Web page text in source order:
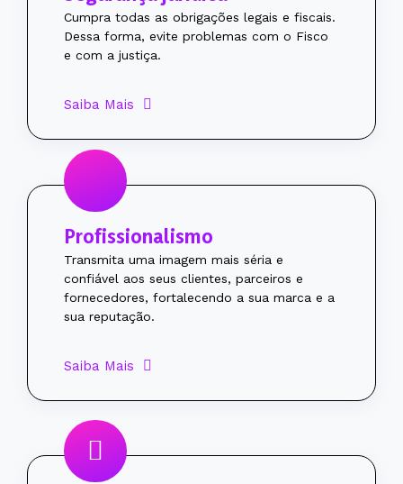
Cumpra todas as obrigações legais e fiscais.
Dessa forma, evite problemas com o Fisco
e com a justiça.
Saiba Mais
Profissionalismo
Transmita uma imagem mais séria e
confiável aos seus clientes, parceiros e
fornecedores, fortalecendo a sua marca e a
sua reputação.
Saiba Mais